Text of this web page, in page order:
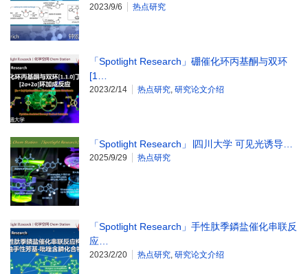
2023/9/6 热点研究
「Spotlight Research」硼催化环丙基酮与双环
[1…
2023/2/14 热点研究 研究论文介绍
「Spotlight Research」∣四川大学 可见光诱导…
2025/9/29 热点研究
「Spotlight Research」手性肽季鏻盐催化串联反
应…
2023/2/20 热点研究 研究论文介绍